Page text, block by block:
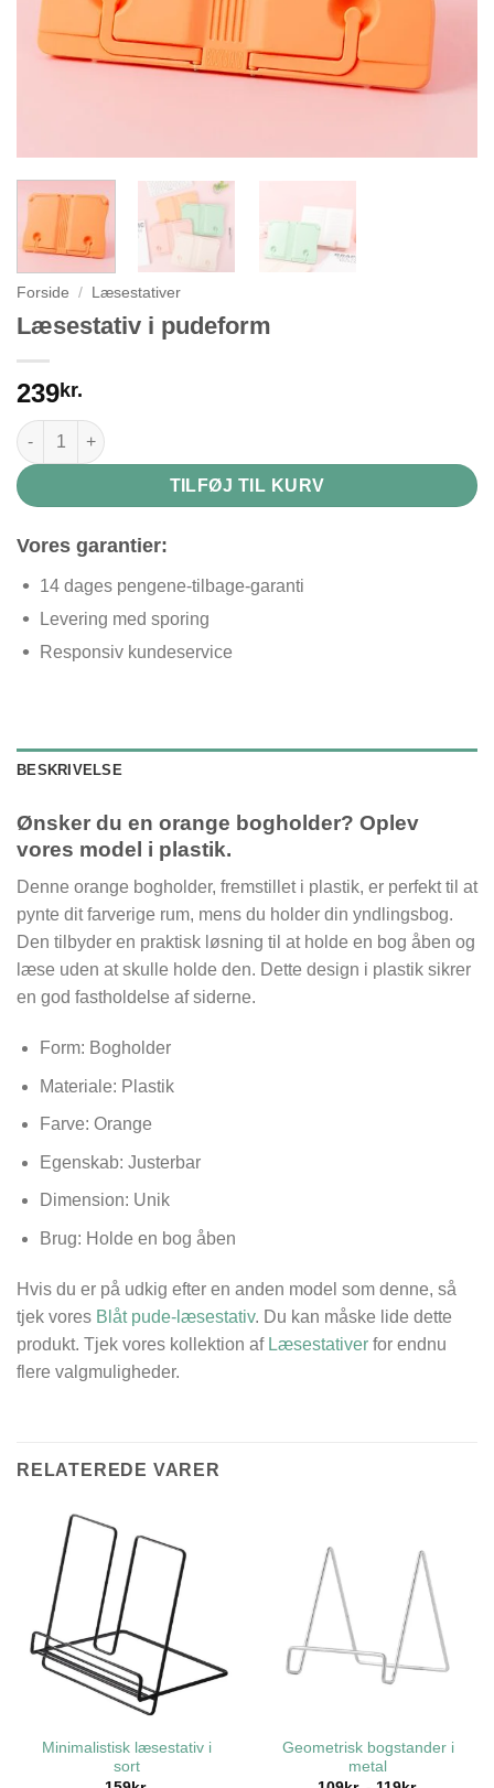
Forside / Læsestativer
Læsestativ i pudeform
239kr.
Læsestativ i pudeform antal
TILFØJ TIL KURV
Vores garantier:
14 dages pengene-tilbage-garanti
Levering med sporing
Responsiv kundeservice
BESKRIVELSE
Ønsker du en orange bogholder? Oplev
vores model i plastik.
Denne orange bogholder, fremstillet i plastik, er perfekt til at
pynte dit farverige rum, mens du holder din yndlingsbog.
Den tilbyder en praktisk løsning til at holde en bog åben og
læse uden at skulle holde den. Dette design i plastik sikrer
en god fastholdelse af siderne.
Form: Bogholder
Materiale: Plastik
Farve: Orange
Egenskab: Justerbar
Dimension: Unik
Brug: Holde en bog åben
Hvis du er på udkig efter en anden model som denne, så
tjek vores Blåt pude-læsestativ. Du kan måske lide dette
produkt. Tjek vores kollektion af Læsestativer for endnu
flere valgmuligheder.
RELATEREDE VARER
Minimalistisk læsestativ i
sort
Geometrisk bogstander i
metal